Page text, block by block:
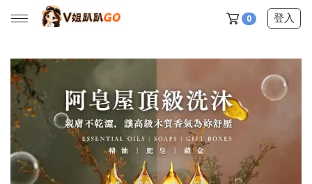
0 登入
所有產品
【V姐團購專屬優惠】
【春季下殺特賣】